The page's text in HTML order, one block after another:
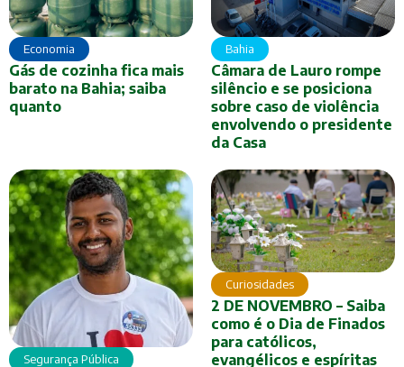
Economia
Gás de cozinha fica mais
barato na Bahia; saiba
quanto
Bahia
Câmara de Lauro rompe
silêncio e se posiciona
sobre caso de violência
envolvendo o presidente
da Casa
Segurança Pública
Curiosidades
2 DE NOVEMBRO – Saiba
como é o Dia de Finados
para católicos,
evangélicos e espíritas